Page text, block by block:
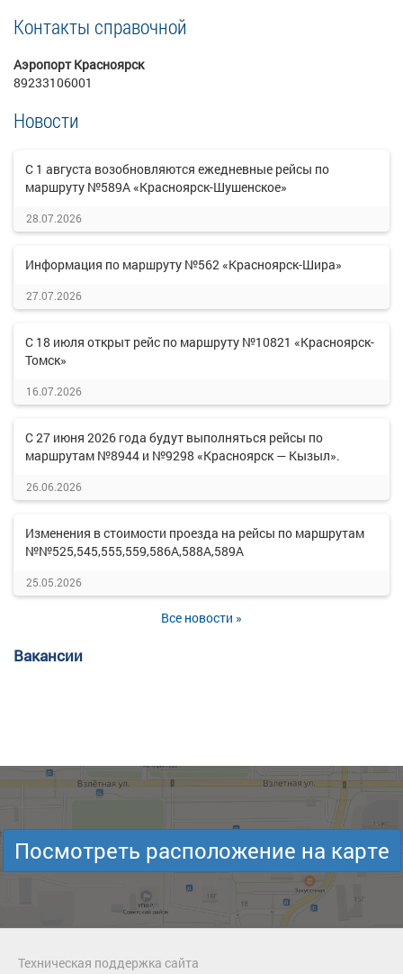
Контакты справочной
Аэропорт Красноярск
89233106001
Новости
С 1 августа возобновляются ежедневные рейсы по
маршруту №589А «Красноярск-Шушенское»
28.07.2026
Информация по маршруту №562 «Красноярск-Шира»
27.07.2026
С 18 июля открыт рейс по маршруту №10821 «Красноярск-
Томск»
16.07.2026
С 27 июня 2026 года будут выполняться рейсы по
маршрутам №8944 и №9298 «Красноярск — Кызыл».
26.06.2026
Изменения в стоимости проезда на рейсы по маршрутам
№№525,545,555,559,586А,588А,589А
25.05.2026
Все новости »
Вакансии
Посмотреть расположение на карте
Техническая поддержка сайта